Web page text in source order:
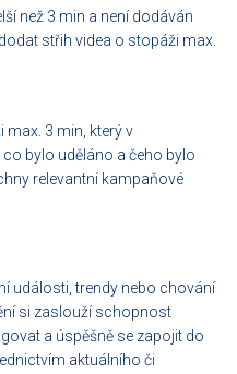
než 3 min a není dodáván
střih videa o stopáži max.
max. 3 min, který v
bylo uděláno a čeho bylo
relevantní kampaňové
události, trendy nebo chování
si zaslouží schopnost
a úspěšně se zapojit do
aktuálního či